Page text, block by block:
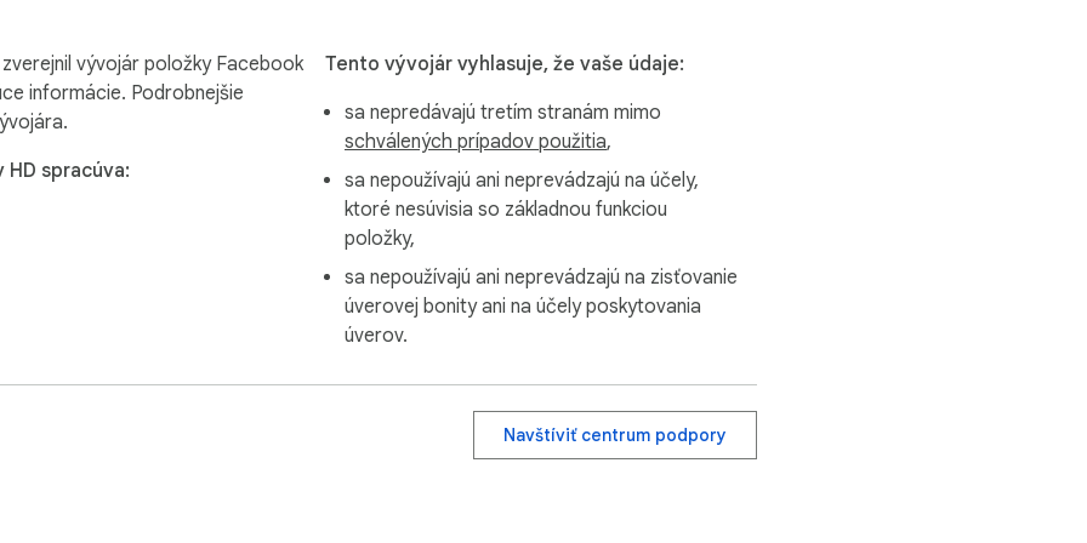
accessible Facebook video content, including:
vývojár položky Facebook
informácie. Podrobnejšie
spracúva:
Tento vývojár vyhlasuje, že vaše údaje:
sa nepredávajú tretím stranám mimo
schválených prípadov použitia,
sa nepoužívajú ani neprevádzajú na účely,
ktoré nesúvisia so základnou funkciou
položky,
sa nepoužívajú ani neprevádzajú na zisťovanie
úverovej bonity ani na účely poskytovania
úverov.
Navštíviť centrum podpory